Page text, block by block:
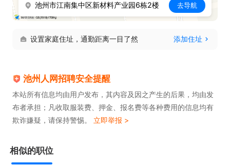
池州市江南集中区新材料产业园6栋2楼 去导航
设置家庭住址，通勤距离一目了然 添加住址
池州人网招聘安全提醒
本站所有信息均由用户发布，其内容及因之产生的后果，均由发
布者承担；凡收取服装费、押金、报名费等各种费用的信息均有
欺诈嫌疑，请保持警惕。 立即举报 >
相似的职位